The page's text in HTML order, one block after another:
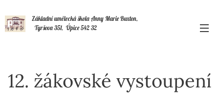
Základní umělecká škola Anny Marie Buxton,
Tyršova 351, Úpice 542 32
12. žákovské vystoupení